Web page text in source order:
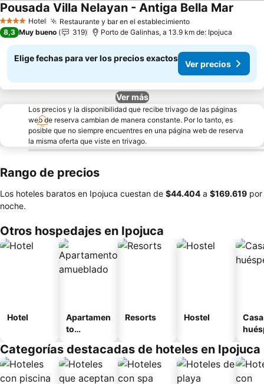
4 EstrellasHotel Restaurante y bar en el establecimientoVer precios
Pousada Villa Nelayan - Antiga Bella Mar
8,3 Muy bueno 319 Porto de Galinhas, a 13.9 km de: Ipojuca
Elige fechas para ver los precios exactos
Ver precios
Ver más
Los precios y la disponibilidad que recibe trivago de las páginas
web de reserva cambian de manera constante. Por lo tanto, es
posible que no siempre encuentres en una página web de reserva
la misma oferta que viste en trivago.
Rango de precios
Los hoteles baratos en Ipojuca cuestan de ‎$44.404 a ‎$169.619 por
noche.
Otros hospedajes en Ipojuca
Hotel
Apartamen
to
o
Resorts Hostel
Categorías destacadas de hoteles en Ipojuca